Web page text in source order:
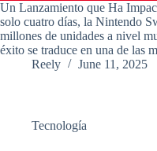
Un Lanzamiento que Ha
solo cuatro días, la Nintendo
millones de unidades a nivel
éxito se traduce en una de las
Reely
June 11, 2025
Tecnología